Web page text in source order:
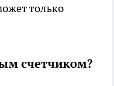
только
счетчиком?